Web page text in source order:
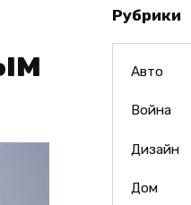
Рубрики
Авто
Война
Дизайн
Дом